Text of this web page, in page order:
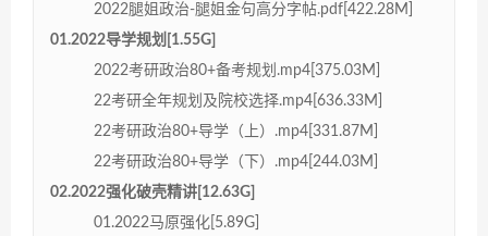
2022腿姐政治-腿姐金句高分字帖.pdf[422.28M]
01.2022导学规划[1.55G]
2022考研政治80+备考规划.mp4[375.03M]
22考研全年规划及院校选择.mp4[636.33M]
22考研政治80+导学（上）.mp4[331.87M]
22考研政治80+导学（下）.mp4[244.03M]
02.2022强化破壳精讲[12.63G]
01.2022马原强化[5.89G]